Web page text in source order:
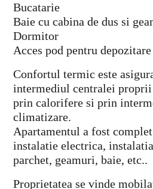
Bucatarie
Baie cu cabina de dus si
Dormitor
Acces pod pentru depozitare
Confortul termic este
intermediul centralei
prin calorifere si prin
climatizare.
Apartamentul a fost
instalatie electrica,
parchet, geamuri, baie, etc..
Proprietatea se vinde